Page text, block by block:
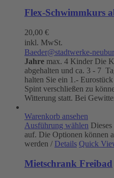
Flex-Schwimmkurs
20,00 €
inkl. MwSt.
Baeder@stadtwerke-
Jahre max. 4 Kinder Die
abgehalten und ca. 3 - 7
halten Sie ein 1.-
Spint verschließen zu
Witterung statt. Bei
Warenkorb ansehen
Ausführung wählen
auf. Die Optionen können
werden / Details Quick
Mietschrank Freibad